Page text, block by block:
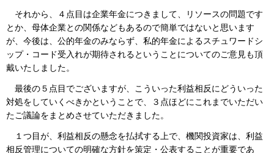
それから、４点目は企業年金につきまして、リソースの問題です
とか、母体企業との関係などもあるので簡単ではないと思います
が、今後は、公的年金のみならず、私的年金によるスチュワードシ
ップ・コード受入れが期待されるということについてのご意見も頂
戴いたしました。
最後の５点目でございますが、こういった利益相反にどういった
対処をしていくべきかということで、３点ほどにこれまでいただい
たご議論をまとめさせていただきました。
１つ目が、利益相反の懸念を払拭する上で、機関投資家は、利益
相反管理についての明確な方針を策定・公表することが重要であ